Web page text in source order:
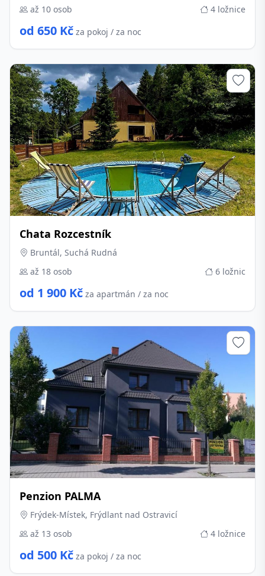
až 10 osob
4 ložnice
od 650 Kč za pokoj / za noc
Chata Rozcestník
Bruntál, Suchá Rudná
až 18 osob
6 ložnic
od 1 900 Kč za apartmán / za noc
Penzion PALMA
Frýdek-Místek, Frýdlant nad Ostravicí
až 13 osob
4 ložnice
od 500 Kč za pokoj / za noc